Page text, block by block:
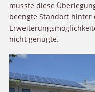
musste diese
beengte Standort
nicht genügte.